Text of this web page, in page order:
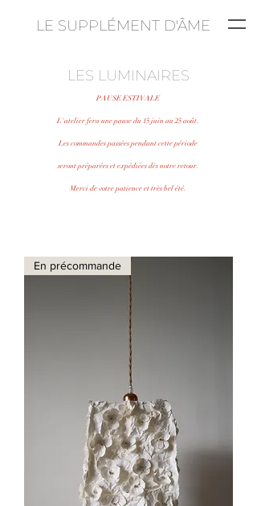
LE SUPPLÉMENT D'ÂME
LES LUMINAIRES
PAUSE ESTIVALE
L'atelier fera une pause du 15 juin au 25 août.
Les commandes passées pendant cette période
seront préparées et expédiées dès notre retour.
Merci de votre patience et très bel été.
En précommande